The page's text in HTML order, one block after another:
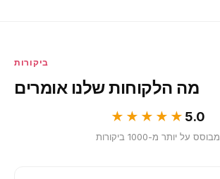
ביקורות
מה הלקוחות שלנו אומרים
★★★★★ 5.0
מבוסס על יותר מ-1000 ביקורות